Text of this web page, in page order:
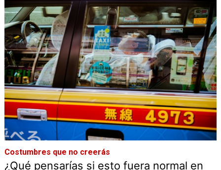
Costumbres que no creerás
¿Qué pensarías si esto fuera normal en